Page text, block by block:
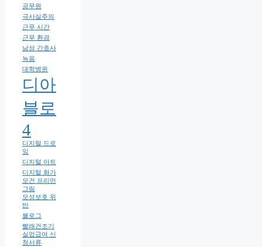
공무원
극사실주의
근무 시간
근무 환경
남성 간호사
녹음
대학병원
디아
블로
4
디지털 드로
잉
디지털 아트
디지털 화가
모건 프리먼
그림
모성보호 위
반
블로그
빨래건조기
실업급여 신
청서류